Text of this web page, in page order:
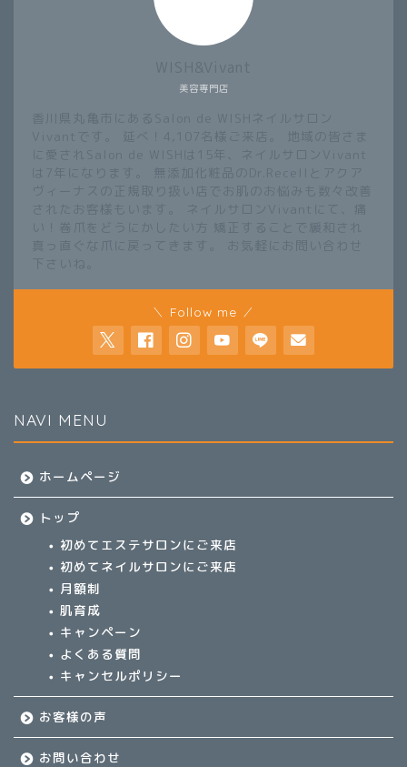
美容専門店
WISH&Vivant
香川県丸亀市にあるSalon de WISHネイルサロン
Vivantです。 延べ！4,107名様ご来店。 地域の皆さま
に愛されSalon de WISHは15年、ネイルサロンVivant
は7年になります。 無添加化粧品のDr.Recellとアクア
ヴィーナスの正規取り扱い店でお肌のお悩みも数々改善
されたお客様もいます。 ネイルサロンVivantにて、痛
い！巻爪をどうにかしたい方 矯正することで緩和され
真っ直ぐな爪に戻ってきます。 お気軽にお問い合わせ
下さいね。
＼ Follow me ／
NAVI MENU
ホームページ
トップ
初めてエステサロンにご来店
初めてネイルサロンにご来店
月額制
肌育成
キャンペーン
よくある質問
キャンセルポリシー
お客様の声
お問い合わせ